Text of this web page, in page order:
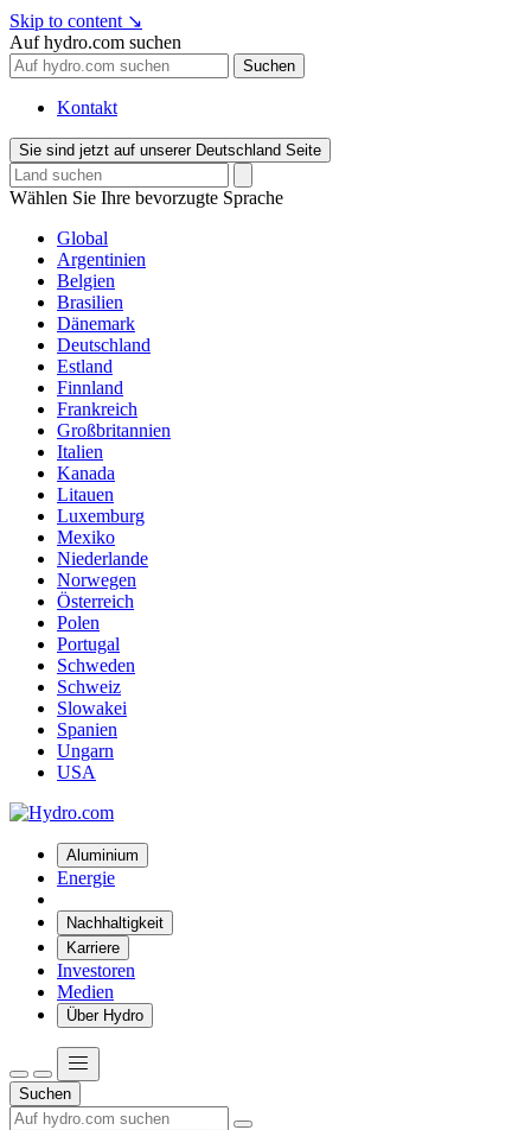
Skip to content ↘
Auf hydro.com suchen
Suchen
Kontakt
Sie sind jetzt auf unserer Deutschland Seite
Wählen Sie Ihre bevorzugte Sprache
Global
Argentinien
Belgien
Brasilien
Dänemark
Deutschland
Estland
Finnland
Frankreich
Großbritannien
Italien
Kanada
Litauen
Luxemburg
Mexiko
Niederlande
Norwegen
Österreich
Polen
Portugal
Schweden
Schweiz
Slowakei
Spanien
Ungarn
USA
Aluminium
Energie
Nachhaltigkeit
Karriere
Investoren
Medien
Über Hydro
Suchen